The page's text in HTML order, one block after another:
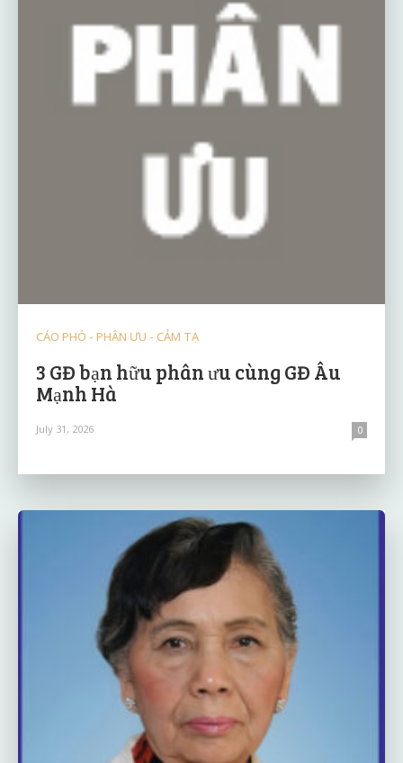
CÁO PHÓ - PHÂN ƯU - CẢM TẠ
3 GĐ bạn hữu phân ưu cùng GĐ Âu
Mạnh Hà
July 31, 2026 0